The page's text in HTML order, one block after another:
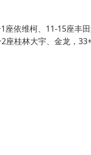
依维柯、11-15座丰
座桂林大宇、金龙，